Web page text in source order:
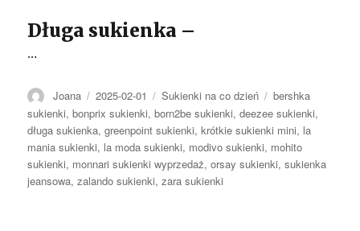
Długa sukienka –
…
Autor
Joana Opublikowano
2025-02-01 Kategorie
Sukienki na co dzień Tagi
bershka
sukienki,bonprix sukienki,born2be sukienki,deezee sukienki,
długa sukienka,greenpoint sukienki,krótkie sukienki mini, la
mania sukienki, la moda sukienki, modivo sukienki, mohito
sukienki, monnari sukienki wyprzedaż,orsay sukienki,sukienka
jeansowa,zalando sukienki,zara sukienki